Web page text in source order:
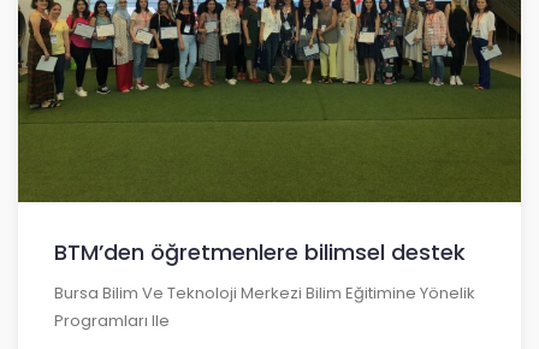
BTM’den öğretmenlere bilimsel destek
Bursa Bilim Ve Teknoloji Merkezi Bilim Eğitimine Yönelik
Programları Ile